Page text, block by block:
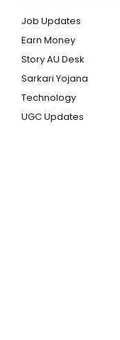
Job Updates
Earn Money
Story AU Desk
Sarkari Yojana
Technology
UGC Updates